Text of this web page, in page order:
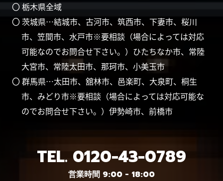
〇 栃木県全域
〇 茨城県…結城市、古河市、筑西市、下妻市、桜川
市、笠間市、水戸市※要相談（場合によっては対応
可能なのでお問合せ下さい。）ひたちなか市、常陸
大宮市、常陸太田市、那珂市、小美玉市
〇 群馬県…太田市、舘林市、邑楽町、大泉町、桐生
市、みどり市※要相談（場合によっては対応可能な
のでお問合せ下さい。）伊勢崎市、前橋市
TEL. 0120-43-0789
営業時間 9:00 - 18:00